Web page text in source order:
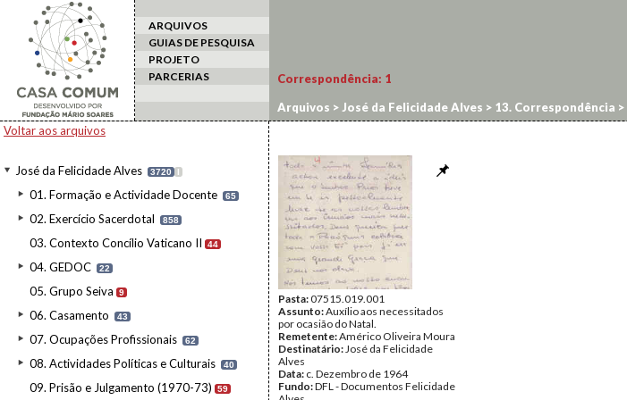
ARQUIVOS
GUIAS DE PESQUISA
PROJETO
PARCERIAS
Voltar aos arquivos
José da Felicidade Alves 3720 I
01. Formação e Actividade Docente 65
02. Exercício Sacerdotal 858
03. Contexto Concílio Vaticano II 44
04. GEDOC 22
05. Grupo Seiva 9
06. Casamento 43
07. Ocupações Profissionais 62
08. Actividades Políticas e Culturais 40
09. Prisão e Julgamento (1970-73) 59
Correspondência: 1
Arquivos > José da Felicidade Alves > 13. Correspondência >
Pasta:07515.019.001
Assunto:Auxílio aos necessitados
por ocasião do Natal.
Remetente:Américo Oliveira Moura
Destinatário:José da Felicidade
Alves
Data: c. Dezembro de 1964
Fundo:DFL - Documentos Felicidade